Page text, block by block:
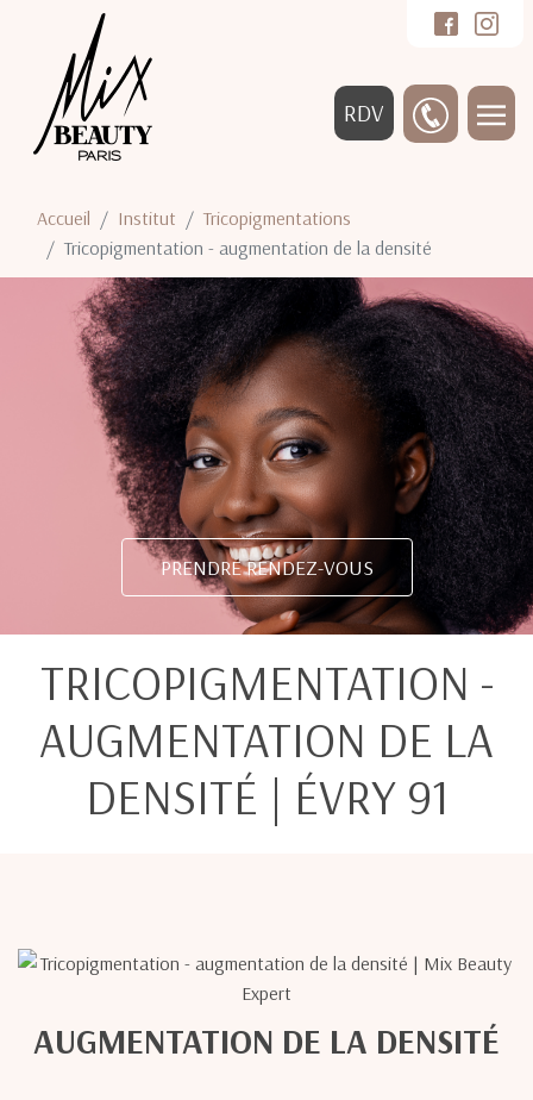
RDV
Accueil Institut
Tricopigmentations
Tricopigmentation - augmentation de la densité
PRENDRE RENDEZ-VOUS
TRICOPIGMENTATION -
AUGMENTATION DE LA
DENSITÉ | ÉVRY 91
AUGMENTATION DE LA DENSITÉ